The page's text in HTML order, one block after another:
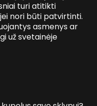
turi atitikti
nori būti patvirtinti.
asmenys ar
už svetainėje